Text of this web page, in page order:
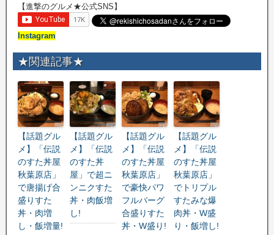
【進撃のグルメ★公式SNS】
Instagram
★関連記事★
【話題グル
メ】「伝説
のすた丼屋
秋葉原店」
で唐揚げ合
盛りすた
丼・肉増
し・飯増量!
【話題グル
メ】「伝説
のすた丼
屋」で超ニ
ンニクすた
丼・肉飯増
し!
【話題グル
メ】「伝説
のすた丼屋
秋葉原店」
で豪快パワ
フルバーグ
合盛りすた
丼・W盛り!
【話題グル
メ】「伝説
のすた丼屋
秋葉原店」
でトリプル
すたみな爆
肉丼・W盛
り・飯増し!